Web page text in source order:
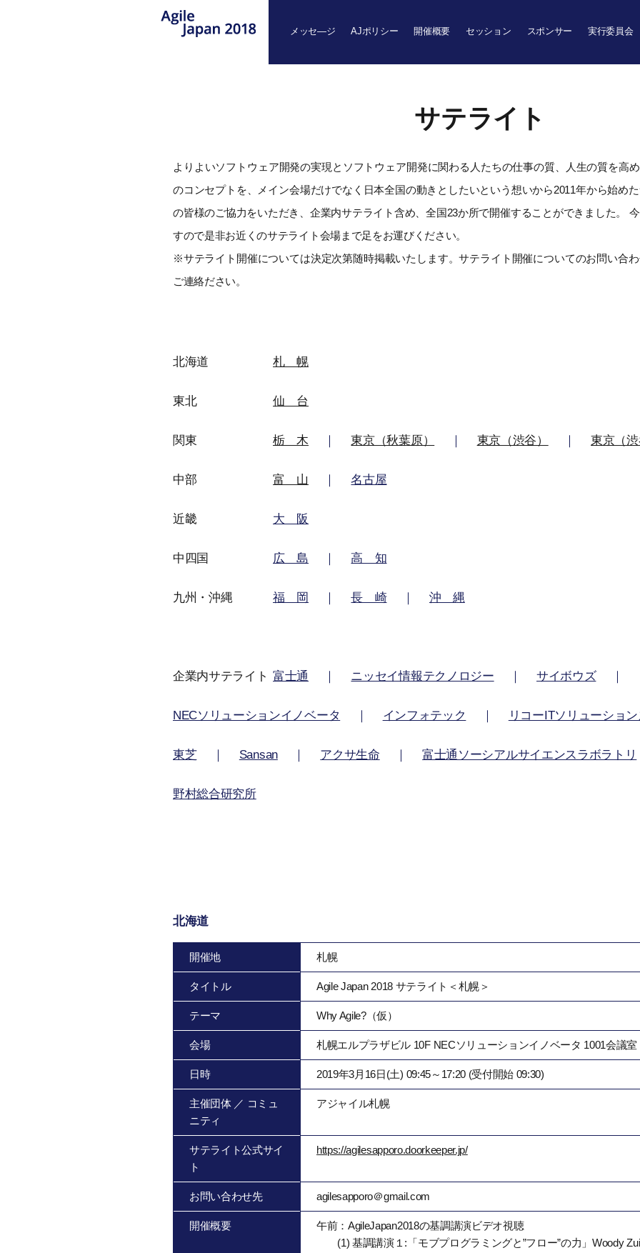
メッセ―ジ AJポリシー 開催概要 セッション スポンサー 実行委員会
サテライト
よりよいソフトウェア開発の実現とソフトウェア開発に関わる人たちの仕事の質、人生の質を高
のコンセプトを、メイン会場だけでなく日本全国の動きとしたいという想いから2011年から始め
の皆様のご協力をいただき、企業内サテライト含め、全国23か所で開催することができました。
すので是非お近くのサテライト会場まで足をお運びください。
※サテライト開催については決定次第随時掲載いたします。サテライト開催についてのお問い合
ご連絡ださい。
北海道 札 幌
東北 仙 台
関東 栃 木 ｜東京（秋葉原） ｜ 東京（渋谷） ｜東京（
中部 富 山 ｜名古屋
近畿 大 阪
中四国 広 島 ｜高 知
九州・沖縄 福 岡 ｜長 崎｜ 沖 縄
企業内サテライト 富士通 ｜ ニッセイ情報テクノロジー ｜サイボウズ｜
NECソリューションイノベータ ｜ インフォテック ｜ リコーITソリューショ
東芝｜ Sansan｜ アクサ生命 ｜富士通ソーシアルサイエンスラボラトリ
野村総合研究所
北海道
開催地 札幌
タイトル Agile Japan 2018 サテライト＜札幌＞
テーマ Why Agile?（仮）
会場 札幌エルプラザビル 10F NECソリューションイノベータ 1001会議室
日時 2019年3月16日(土) 09:45～17:20 (受付開始 09:30)
主催団体 ／ コミュ
ニティ
アジャイル札幌
サテライト公式サイ
ト
https://agilesapporo.doorkeeper.jp/
お問い合わせ先 agilesapporo＠gmail.com
開催概要
午前：AgileJapan2018の基調講演ビデオ視聴
(1) 基調講演１:「モブプログラミングと”フロー”の力」Woody